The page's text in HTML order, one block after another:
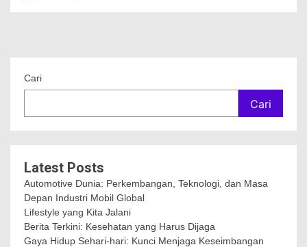
Cari
Cari
Latest Posts
Automotive Dunia: Perkembangan, Teknologi, dan Masa
Depan Industri Mobil Global
Lifestyle yang Kita Jalani
Berita Terkini: Kesehatan yang Harus Dijaga
Gaya Hidup Sehari-hari: Kunci Menjaga Keseimbangan